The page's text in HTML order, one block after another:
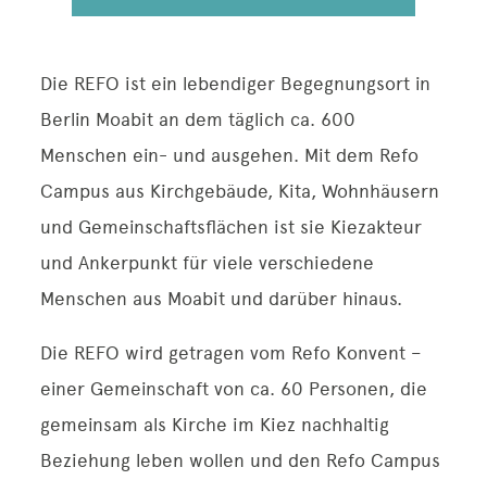
Die REFO ist ein lebendiger Begegnungsort in
Berlin Moabit an dem täglich ca. 600
Menschen ein- und ausgehen. Mit dem Refo
Campus aus Kirchgebäude, Kita, Wohnhäusern
und Gemeinschaftsflächen ist sie Kiezakteur
und Ankerpunkt für viele verschiedene
Menschen aus Moabit und darüber hinaus.
Die REFO wird getragen vom Refo Konvent –
einer Gemeinschaft von ca. 60 Personen, die
gemeinsam als Kirche im Kiez nachhaltig
Beziehung leben wollen und den Refo Campus